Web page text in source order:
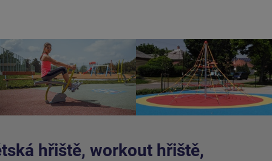
hřiště, workout hřiště,